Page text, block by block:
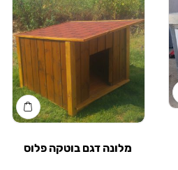
מלונה דגם בוטקה פלוס